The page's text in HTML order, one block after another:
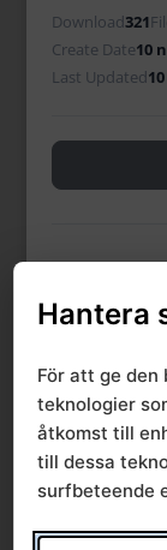
Download321
Create Date10
Last Updated
RPO samtliga
Hantera
För att ge den
teknologier
åtkomst till
till dessa
surfbeteende